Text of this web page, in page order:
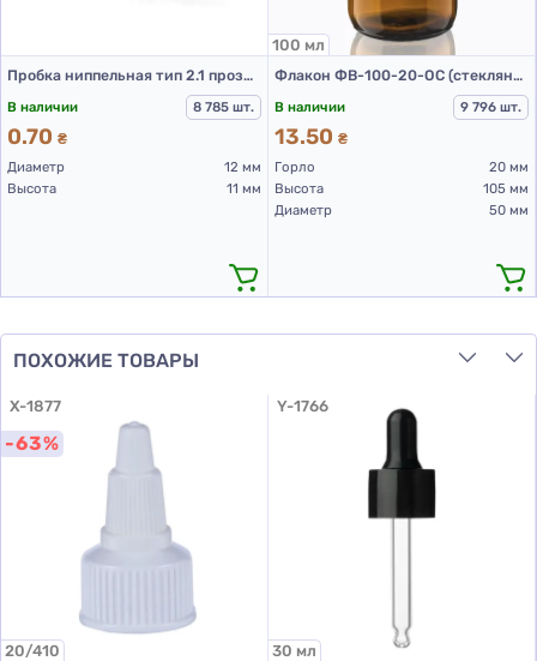
Пробка ниппельная тип 2.1 прозрачная
В наличии
8 785 шт.
0.70 ₴
Диаметр
12 мм
Высота
11 мм
100 мл
Флакон ФВ-100-20-ОС (стеклянный флакон 100 мл)
В наличии
9 796 шт.
13.50 ₴
Горло
20 мм
Высота
105 мм
Диаметр
50 мм
ПОХОЖИЕ ТОВАРЫ
X-1877
20/410
-63%
Y-1766
30 мл